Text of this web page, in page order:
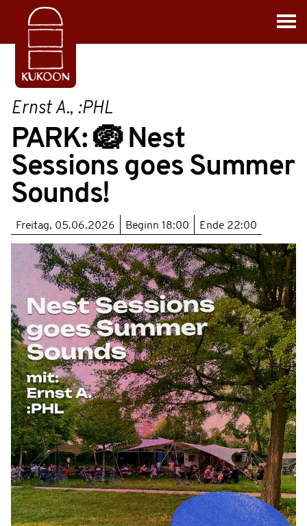
Ernst A., :PHL
PARK: 🪺 Nest
Sessions goes Summer
Sounds!
Freitag, 05.06.2026 Beginn 18:00 Ende 22:00